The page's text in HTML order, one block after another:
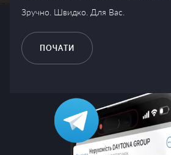
АВТОРСЬКА
АРХІТЕКТУРА,
ЕСТЕТИКА
Зручно. Швидко. Для Вас.
ПОЧАТИ